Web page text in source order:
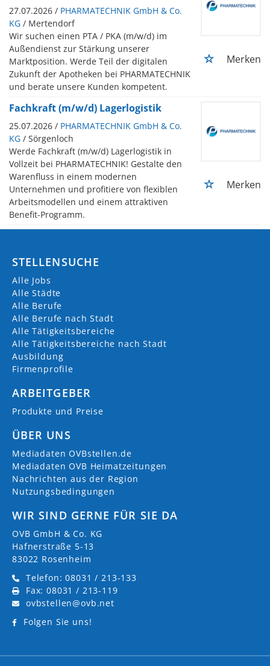
27.07.2026 / PHARMATECHNIK GmbH & Co.
KG / Mertendorf
Wir suchen einen PTA / PKA (m/w/d) im
Außendienst zur Stärkung unserer
Marktposition. Werde Teil der digitalen
Zukunft der Apotheken bei PHARMATECHNIK
und berate unsere Kunden kompetent.
Merken
Fachkraft (m/w/d) Lagerlogistik
25.07.2026 / PHARMATECHNIK GmbH & Co.
KG / Sörgenloch
Werde Fachkraft (m/w/d) Lagerlogistik in
Vollzeit bei PHARMATECHNIK! Gestalte den
Warenfluss in einem modernen
Unternehmen und profitiere von flexiblen
Arbeitsmodellen und einem attraktiven
Benefit-Programm.
Merken
STELLENSUCHE
Alle Jobs
Alle Städte
Alle Berufe
Alle Berufe nach Stadt
Alle Tätigkeitsbereiche
Alle Tätigkeitsbereiche nach Stadt
Ausbildung
Firmenprofile
ARBEITGEBER
Produkte und Preise
ÜBER UNS
Mediadaten OVBstellen.de
Mediadaten OVB Heimatzeitungen
Nachrichten aus der Region
Nutzungsbedingungen
WIR SIND GERNE FÜR SIE DA
OVB GmbH & Co. KG
Hafnerstraße 5-13
83022 Rosenheim
Telefon: 08031 / 213-133
Fax: 08031 / 213-119
ovbstellen@ovb.net
Folgen Sie uns!